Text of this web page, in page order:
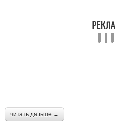
читать дальше →